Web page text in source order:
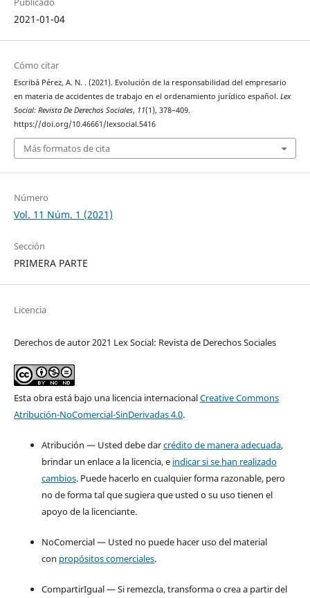
2021-01-04
Cómo citar
Escribá Pérez, A. N. . (2021). Evolución de la responsabilidad del empresario
en materia de accidentes de trabajo en el ordenamiento jurídico español. Lex
Social: Revista De Derechos Sociales, 11(1), 378–409.
https://doi.org/10.46661/lexsocial.5416
Más formatos de cita
Número
Vol. 11 Núm. 1 (2021)
Sección
PRIMERA PARTE
Licencia
Derechos de autor 2021 Lex Social: Revista de Derechos Sociales
Esta obra está bajo una licencia internacionalCreative Commons
Atribución-NoComercial-SinDerivadas 4.0.
Atribución — Usted debe darcrédito de manera adecuada,
brindar un enlace a la licencia, e indicar si se han realizado
cambios. Puede hacerlo en cualquier forma razonable, pero
no de forma tal que sugiera que usted o su uso tienen el
apoyo de la licenciante.
NoComercial — Usted no puede hacer uso del material
con propósitos comerciales.
CompartirIgual — Si remezcla, transforma o crea a partir del